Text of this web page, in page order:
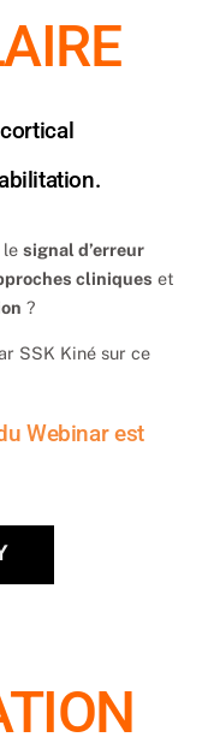
lesignal d’erreur
cliniques et
?
SSK Kiné sur ce
Webinar est